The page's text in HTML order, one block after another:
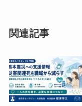
関連記事